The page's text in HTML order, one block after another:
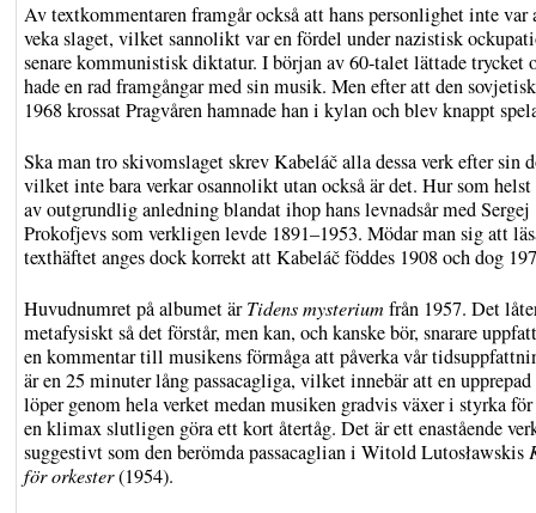
Av textkommentaren framgår också att hans personlighet inte var
veka slaget, vilket sannolikt var en fördel under nazistisk
senare kommunistisk diktatur. I början av 60-talet lättade trycket
hade en rad framgångar med sin musik. Men efter att den
1968 krossat Pragvåren hamnade han i kylan och blev knappt
Ska man tro skivomslaget skrev Kabeláč alla dessa verk efter sin
vilket inte bara verkar osannolikt utan också är det. Hur som helst
av outgrundlig anledning blandat ihop hans levnadsår med Sergej
Prokofjevs som verkligen levde 1891–1953. Mödar man sig att
texthäftet anges dock korrekt att Kabeláč föddes 1908 och dog
Huvudnumret på albumet ärTidens mysteriumfrån 1957. Det
metafysiskt så det förstår, men kan, och kanske bör, snarare
en kommentar till musikens förmåga att påverka vår
är en 25 minuter lång passacagliga, vilket innebär att en upprepad
löper genom hela verket medan musiken gradvis växer i styrka
en klimax slutligen göra ett kort återtåg. Det är ett enastående
suggestivt som den berömda passacaglian i Witold Lutosławskis
för orkester(1954).